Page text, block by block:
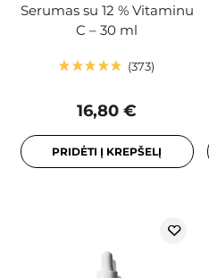
Serumas su 12 % Vitaminu
C – 30 ml
373
16,80 €
PRIDĖTI Į KREPŠELĮ